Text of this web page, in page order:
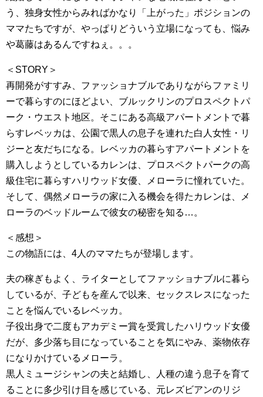
う、独身女性からみればかなり「上がった」ポジションの
ママたちですが、やっぱりどういう立場になっても、悩み
や葛藤はあるんですねぇ。。。
＜STORY＞
再開発がすすみ、ファッショナブルでありながらファミリ
ーで暮らすのにほどよい、ブルックリンのプロスペクトパ
ーク・ウエスト地区。そこにある高級アパートメントで暮
らすレベッカは、公園で黒人の息子を連れた白人女性・リ
ジーと友だちになる。レベッカの暮らすアパートメントを
購入しようとしているカレンは、プロスペクトパークの高
級住宅に暮らすハリウッド女優、メローラに憧れていた。
そして、偶然メローラの家に入る機会を得たカレンは、メ
ローラのベッドルームで彼女の秘密を知る…。
＜感想＞
この物語には、4人のママたちが登場します。
夫の稼ぎもよく、ライターとしてファッショナブルに暮ら
しているが、子どもを産んで以来、セックスレスになった
ことを悩んでいるレベッカ。
子役出身で二度もアカデミー賞を受賞したハリウッド女優
だが、多少落ち目になっていることを気にやみ、薬物依存
になりかけているメローラ。
黒人ミュージシャンの夫と結婚し、人種の違う息子を育て
ることに多少引け目を感じている、元レズビアンのリジ